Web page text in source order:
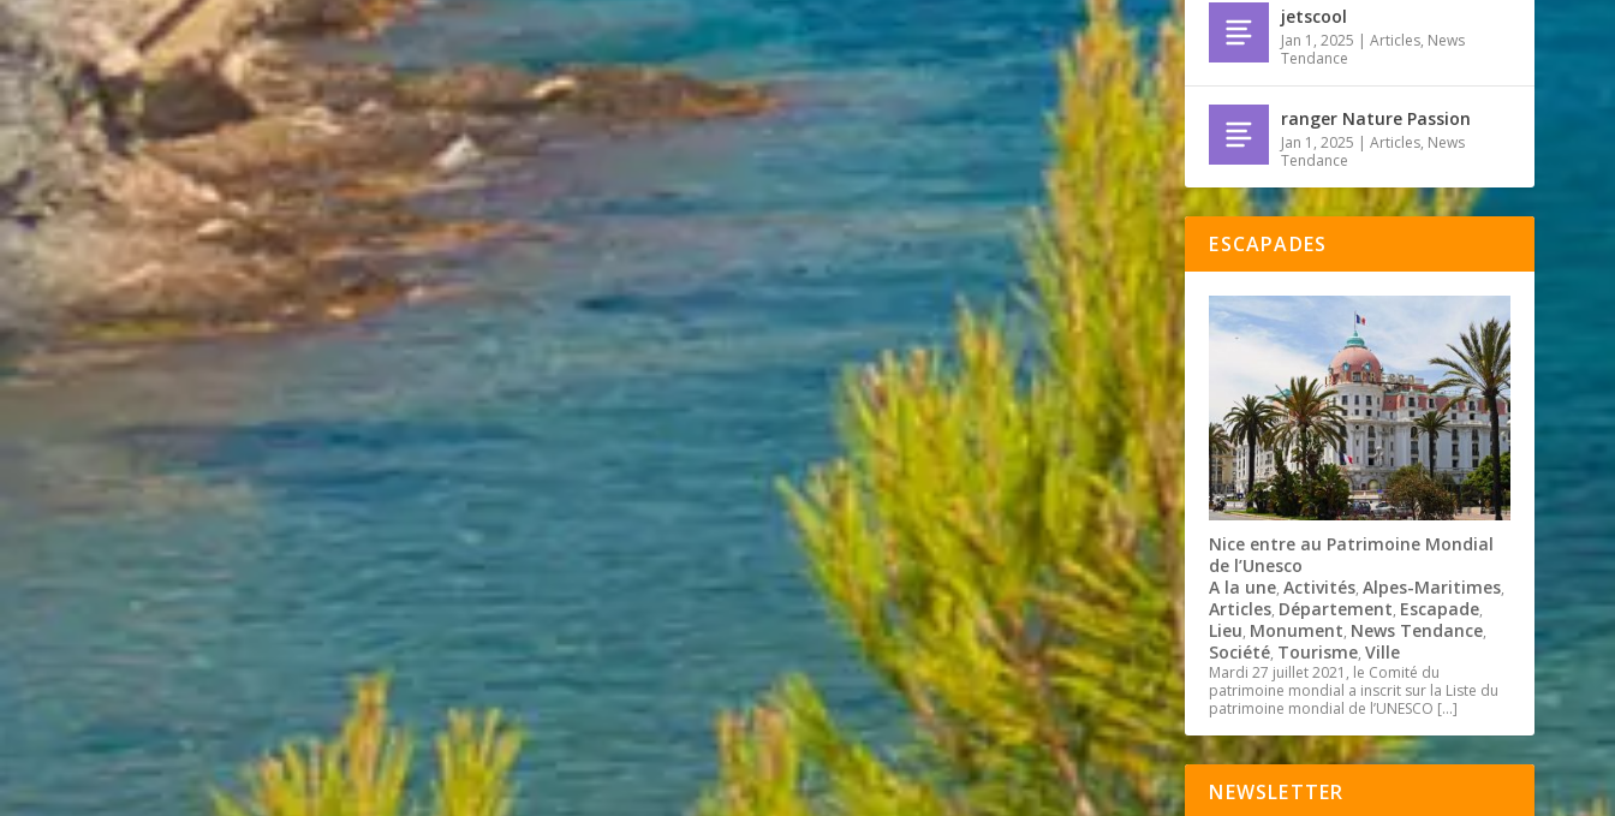
jetscool
Jan 1, 2025 |Articles, News
Tendance
ranger Nature Passion
Jan 1, 2025 |Articles, News
Tendance
ESCAPADES
Nice entre au Patrimoine Mondial
de l’Unesco
A la une,Activités,Alpes-Maritimes,
Articles, Département, Escapade,
Lieu, Monument, News Tendance,
Société, Tourisme,Ville
Mardi 27 juillet 2021, le Comité du
patrimoine mondial a inscrit sur la Liste du
patrimoine mondial de l’UNESCO […]
NEWSLETTER